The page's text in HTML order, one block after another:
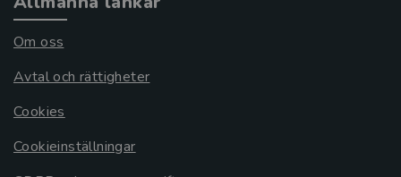
Om oss
Avtal och rättigheter
Cookies
Cookieinställningar